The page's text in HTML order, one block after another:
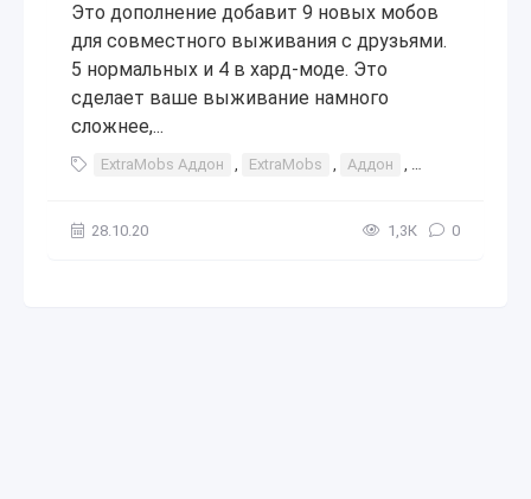
Это дополнение добавит 9 новых мобов
для совместного выживания с друзьями.
5 нормальных и 4 в хард-моде. Это
сделает ваше выживание намного
сложнее,...
ExtraMobs Аддон , ExtraMobs , Аддон , аддоны
28.10.20 1,3К 0